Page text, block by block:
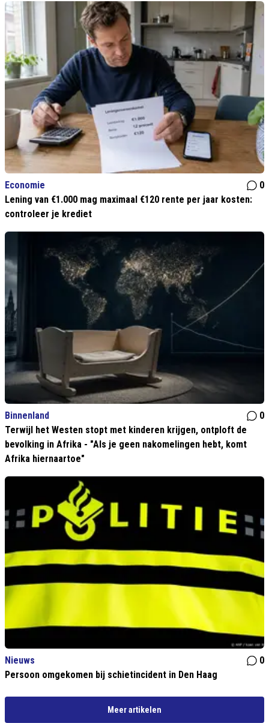
Economie
0
Lening van €1.000 mag maximaal €120 rente per jaar kosten:
controleer je krediet
Binnenland
0
Terwijl het Westen stopt met kinderen krijgen, ontploft de
bevolking in Afrika - "Als je geen nakomelingen hebt, komt
Afrika hiernaartoe"
Nieuws
0
Persoon omgekomen bij schietincident in Den Haag
Meer artikelen